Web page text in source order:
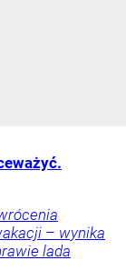
– wynika
lada